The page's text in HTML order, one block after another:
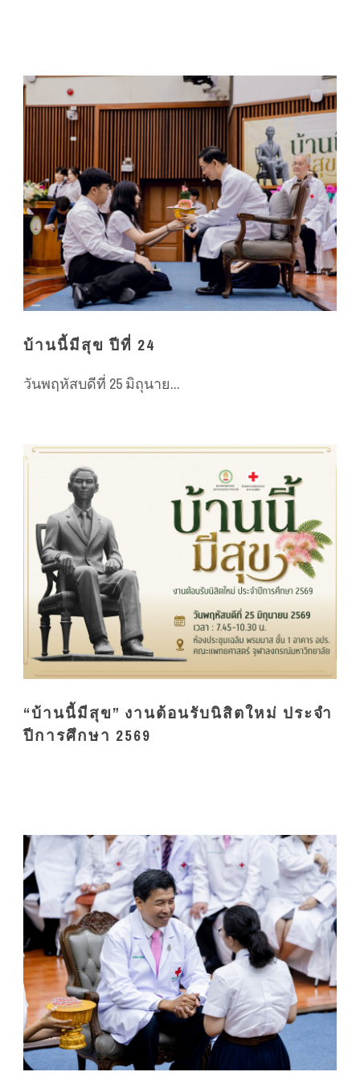
บ้านนี้มีสุข ปีที่ 24
วันพฤหัสบดีที่ 25 มิถุนาย...
“บ้านนี้มีสุข” งานต้อนรับนิสิตใหม่ ประจำ
ปีการศึกษา 2569